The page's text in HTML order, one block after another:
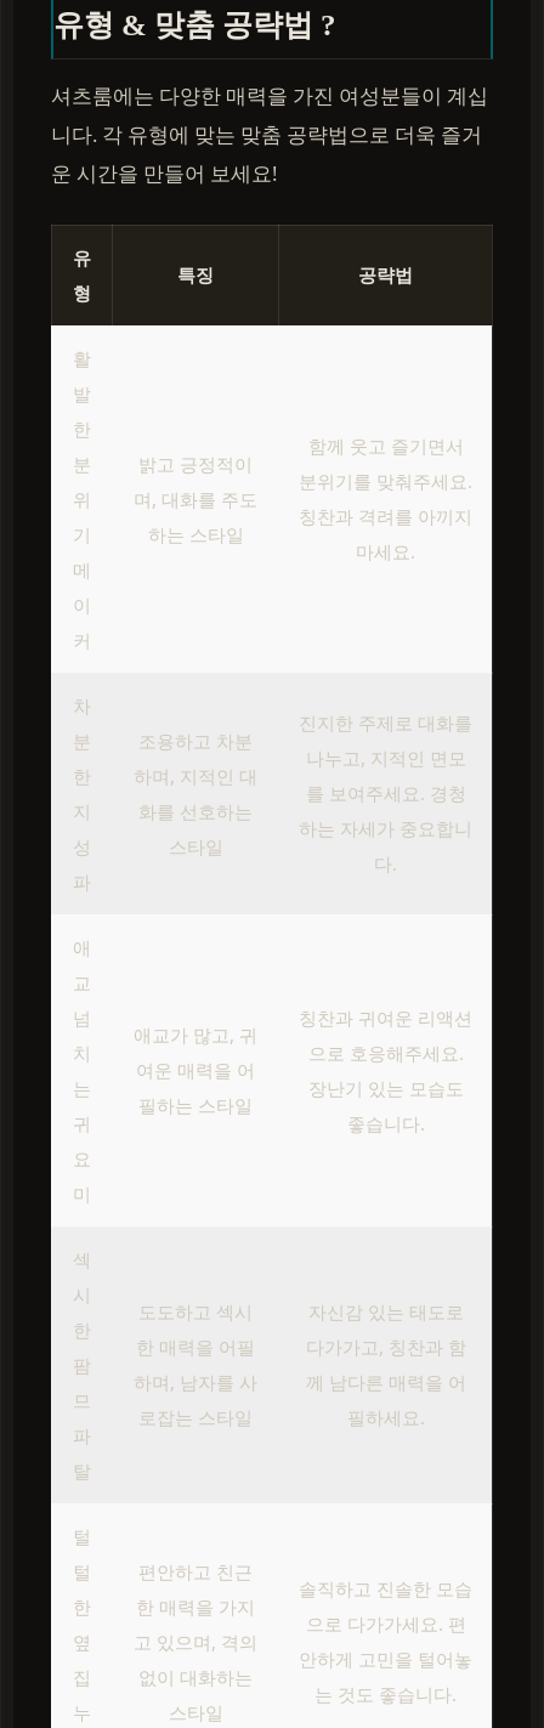
유형 & 맞춤 공략법 ?
셔츠룸에는 다양한 매력을 가진 여성분들이 계십
니다. 각 유형에 맞는 맞춤 공략법으로 더욱 즐거
운 시간을 만들어 보세요!
유
형
특징 공략법
활
발
한
분
위
기
메
이
커
밝고 긍정적이
며, 대화를 주도
하는 스타일
함께 웃고 즐기면서
분위기를 맞춰주세요.
칭찬과 격려를 아끼지
마세요.
차
분
한
지
성
파
조용하고 차분
하며, 지적인 대
화를 선호하는
스타일
진지한 주제로 대화를
나누고, 지적인 면모
를 보여주세요. 경청
하는 자세가 중요합니
다.
애
교
넘
치
는
귀
요
미
애교가 많고, 귀
여운 매력을 어
필하는 스타일
칭찬과 귀여운 리액션
으로 호응해주세요.
장난기 있는 모습도
좋습니다.
섹
시
한
팜
므
파
탈
도도하고 섹시
한 매력을 어필
하며, 남자를 사
로잡는 스타일
자신감 있는 태도로
다가가고, 칭찬과 함
께 남다른 매력을 어
필하세요.
털
털
한
옆
집
누
편안하고 친근
한 매력을 가지
고 있으며, 격의
없이 대화하는
스타일
솔직하고 진솔한 모습
으로 다가가세요. 편
안하게 고민을 털어놓
는 것도 좋습니다.